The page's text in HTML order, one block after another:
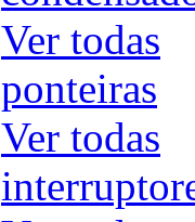
Ver todas
ponteiras
Ver todas